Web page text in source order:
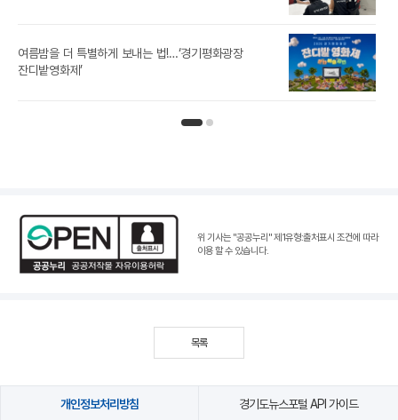
여름밤을 더 특별하게 보내는 법!…‘경기평화광장
잔디밭영화제’
위 기사는 "공공누리"제1유형:출처표시 조건에 따라
이용 할 수 있습니다.
목록
개인정보처리방침 경기도뉴스포털 API 가이드